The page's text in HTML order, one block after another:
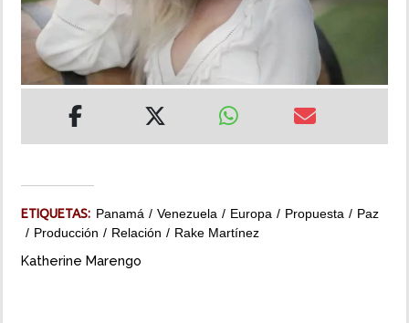
INSÓLITAS
IMPRESO
ETIQUETAS: Panamá Venezuela Europa Propuesta
Paz
Producción
Relación Rake Martínez
Katherine Marengo